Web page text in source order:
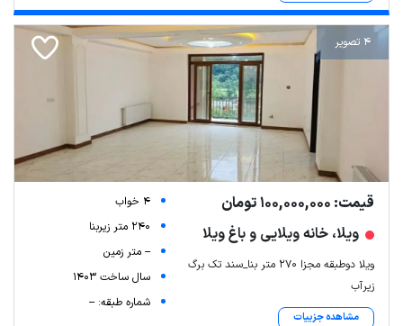
4 تصویر
قیمت: 100,000,000 تومان
ویلا، خانه ویلایی و باغ ویلا
ویلا دوطبقه مجزا 270 متر بنا_سند تک برگ
زیرآب
مشاهده جزییات
4 خواب
240 متر زیربنا
-- متر زمین
سال ساخت 1403
شماره طبقه: --